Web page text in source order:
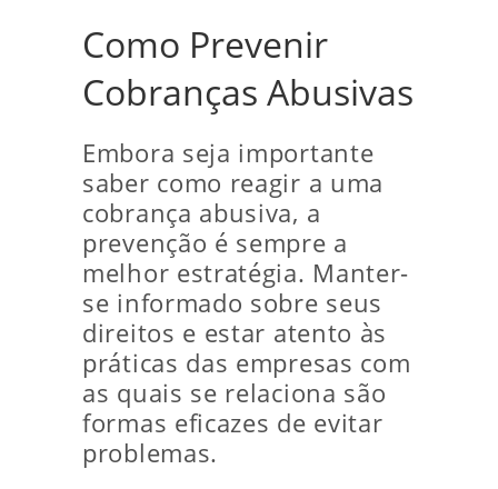
Como Prevenir
Cobranças Abusivas
Embora seja importante
saber como reagir a uma
cobrança abusiva, a
prevenção é sempre a
melhor estratégia. Manter-
se informado sobre seus
direitos e estar atento às
práticas das empresas com
as quais se relaciona são
formas eficazes de evitar
problemas.